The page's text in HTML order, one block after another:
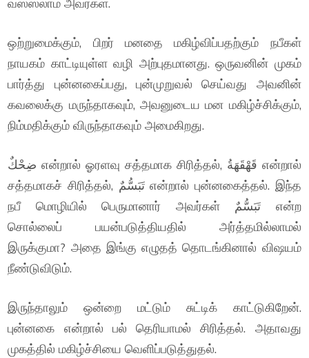
ஒற்றுமைக்கும், பிறர் மனதை மகிழ்விப்பதற்கும் நபீகள்
நாயகம் காட்டியுள்ள வழி அற்புதமானது. ஒருவனின் முகம்
பார்த்து புன்னகைப்பது, புன்முறுவல் செய்வது அவனின்
கவலைக்கு மருந்தாகவும், அவனுடைய மன மகிழ்ச்சிக்கும்,
நிம்மதிக்கும் விருந்தாகவும் அமைகிறது.
ضِحْكٌ என்றால் ஓரளவு சத்தமாக சிரித்தல், قَهْقَهَةُ என்றால்
சத்தமாகச் சிரித்தல், تَبَسُّمٌ என்றால் புன்னகைத்தல். இந்த
நபீ மொழியில் பெருமானார் அவர்கள் تَبَسُّمٌ என்ற
சொல்லைப் பயன்படுத்தியதில் அர்த்தமில்லாமல்
இருக்குமா? அதை இங்கு எழுதத் தொடங்கினால் விஷயம்
நீண்டுவிடும்.
இருந்தாலும் ஒன்றை மட்டும் சுட்டிக் காட்டுகிறேன்.
புன்னகை என்றால் பல் தெரியாமல் சிரித்தல். அதாவது
முகத்தில் மகிழ்ச்சியை வெளிப்படுத்துதல்.